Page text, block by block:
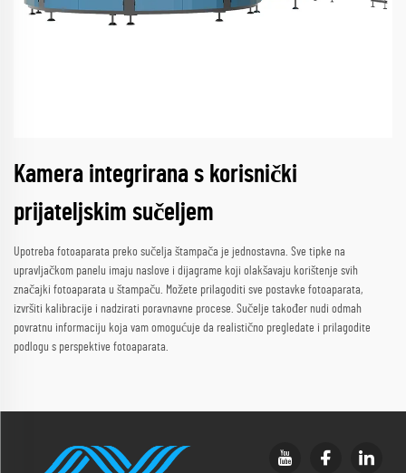
Kamera integrirana s korisnički
prijateljskim sučeljem
Upotreba fotoaparata preko sučelja štampača je jednostavna. Sve tipke na
upravljačkom panelu imaju naslove i dijagrame koji olakšavaju korištenje svih
značajki fotoaparata u štampaču. Možete prilagoditi sve postavke fotoaparata,
izvršiti kalibracije i nadzirati poravnavne procese. Sučelje također nudi odmah
povratnu informaciju koja vam omogućuje da realistično pregledate i prilagodite
podlogu s perspektive fotoaparata.